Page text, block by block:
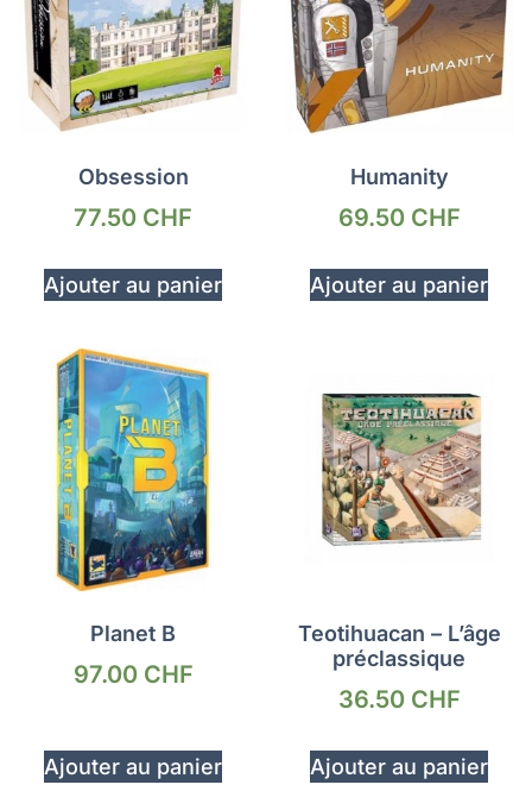
Obsession
77.50 CHF
Ajouter au panier
Humanity
69.50 CHF
Ajouter au panier
Planet B
97.00 CHF
Ajouter au panier
Teotihuacan – L’âge
préclassique
36.50 CHF
Ajouter au panier